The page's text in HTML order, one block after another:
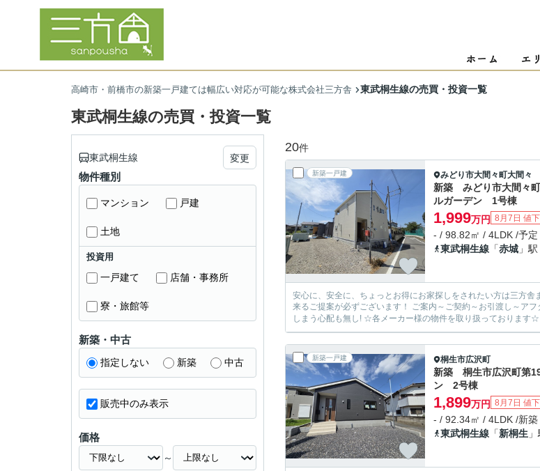
高崎市・前橋市の新築一戸建ては幅広い対応が可能な株式会社三方舎 東武桐生線の売買・投資一覧
東武桐生線の売買・投資一覧
20件
新築一戸建 みどり市大間々町大間々
新築 みどり市大間々
ルガーデン 1号棟
1,999万円 8月7日 値
- / 98.82㎡ / 4LDK /予定
東武桐生線 「赤城 」
安心に、安全に、ちょっとお得にお家探しをされたい方は三方舎まで！！ ★三方舎は地域密着度を重視しております★ 地元だから！少
来るご提案が必ずございます！ ご案内～ご契約～お引渡し～アフターフォローまでお客様とマンツーマン体制！ 転勤等が無い為に担当が急に変わって
新築一戸建 桐生市広沢町
新築 桐生市広沢町第
ン 2号棟
1,899万円 8月7日 値
- / 92.34㎡ / 4LDK /新築
東武桐生線 「新桐生
東武桐生線 変更
物件種別
マンション 戸建
土地
投資用
一戸建て 店舗・事務所
寮・旅館等
新築・中古
指定しない 新築 中古
販売中のみ表示
価格
～